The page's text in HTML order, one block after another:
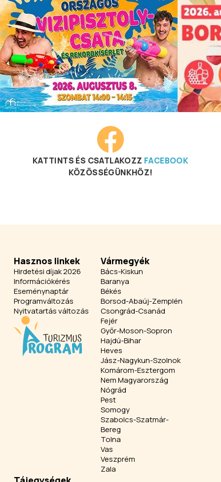
KATTINTS ÉS CSATLAKOZZ FACEBOOK
KÖZÖSSÉGÜNKHÖZ!
Hasznos linkek
Hirdetési díjak 2026
Információkérés
Eseménynaptár
Programváltozás
Nyitvatartás változás
Vármegyék
Bács-Kiskun
Baranya
Békés
Borsod-Abaúj-Zemplén
Csongrád-Csanád
Fejér
Győr-Moson-Sopron
Hajdú-Bihar
Heves
Jász-Nagykun-Szolnok
Komárom-Esztergom
Nem Magyarország
Nógrád
Pest
Somogy
Szabolcs-Szatmár-
Bereg
Tolna
Vas
Veszprém
Zala